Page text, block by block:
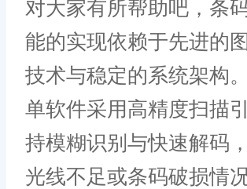
对大家有所帮助吧，条
能的实现依赖于先进的
技术与稳定的系统架构
单软件采用高精度扫描
持模糊识别与快速解码
光线不足或条码破损情